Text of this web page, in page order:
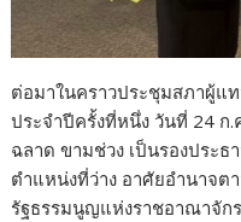
ต่อมาในคราวประชุมสภาผู้แ
ประจำปีครั้งที่หนึ่ง วันที่ 24 ก
ฉลาด ขามช่วง เป็นรองประ
ตำแหน่งที่ว่าง อาศัยอำนาจต
รัฐธรรมนูญแห่งราชอาณาจัก